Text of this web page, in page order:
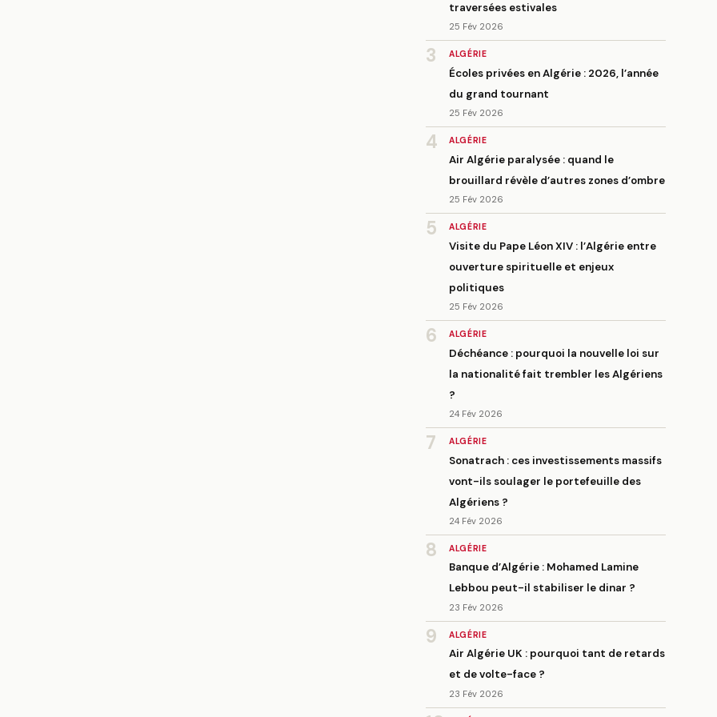
traversées estivales
25 Fév 2026
3 ALGÉRIE
Écoles privées en Algérie : 2026, l’année
du grand tournant
25 Fév 2026
4 ALGÉRIE
Air Algérie paralysée : quand le
brouillard révèle d’autres zones d’ombre
25 Fév 2026
5 ALGÉRIE
Visite du Pape Léon XIV : l’Algérie entre
ouverture spirituelle et enjeux
politiques
25 Fév 2026
6 ALGÉRIE
Déchéance : pourquoi la nouvelle loi sur
la nationalité fait trembler les Algériens
?
24 Fév 2026
7 ALGÉRIE
Sonatrach : ces investissements massifs
vont-ils soulager le portefeuille des
Algériens ?
24 Fév 2026
8 ALGÉRIE
Banque d’Algérie : Mohamed Lamine
Lebbou peut-il stabiliser le dinar ?
23 Fév 2026
9 ALGÉRIE
Air Algérie UK : pourquoi tant de retards
et de volte-face ?
23 Fév 2026